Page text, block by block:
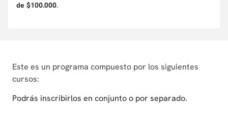
de $100.000.
Este es un programa compuesto por los siguientes
cursos:
Podrás inscribirlos en conjunto o por separado.